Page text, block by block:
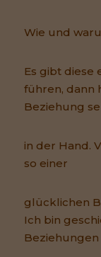
Wie und
Es gibt diese
führen, dann
Beziehung
in der Hand.
so einer
glücklichen
Ich bin